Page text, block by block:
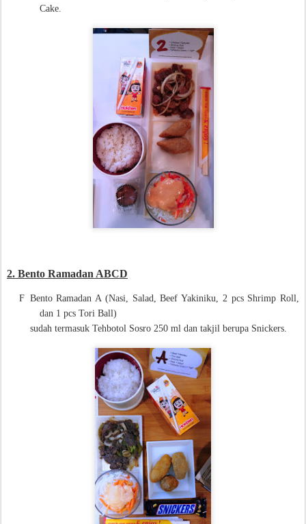
Cake.
2. Bento Ramadan ABCD
F Bento Ramadan A (Nasi, Salad, Beef Yakiniku, 2 pcs Shrimp Roll,
dan 1 pcs Tori Ball)
sudah termasuk Tehbotol Sosro 250 ml dan takjil berupa Snickers.